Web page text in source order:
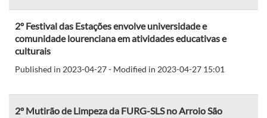
2º Festival das Estações envolve universidade e
comunidade lourenciana em atividades educativas e
culturais
Published in 2023-04-27 - Modified in 2023-04-27 15:01
2º Mutirão de Limpeza da FURG-SLS no Arroio São